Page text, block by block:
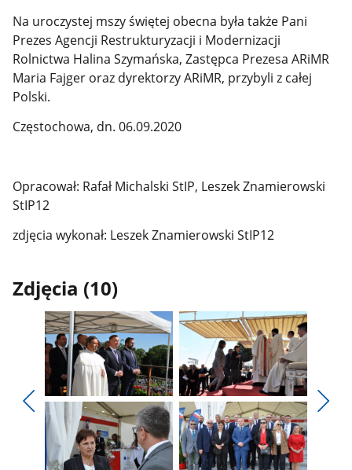
Na uroczystej mszy świętej obecna była także Pani
Prezes Agencji Restrukturyzacji i Modernizacji
Rolnictwa Halina Szymańska, Zastępca Prezesa ARiMR
Maria Fajger oraz dyrektorzy ARiMR, przybyli z całej
Polski.
Częstochowa, dn. 06.09.2020
Opracował: Rafał Michalski StIP, Leszek Znamierowski
StIP12
zdjęcia wykonał: Leszek Znamierowski StIP12
Zdjęcia (10)
Pokaż
poprzednie
zdjęcia
Pokaż
zdjęcie
z
Pokaż
zdjęcie
2
z